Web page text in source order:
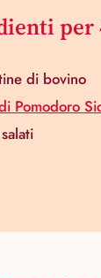
per
di bovino
Pomodoro